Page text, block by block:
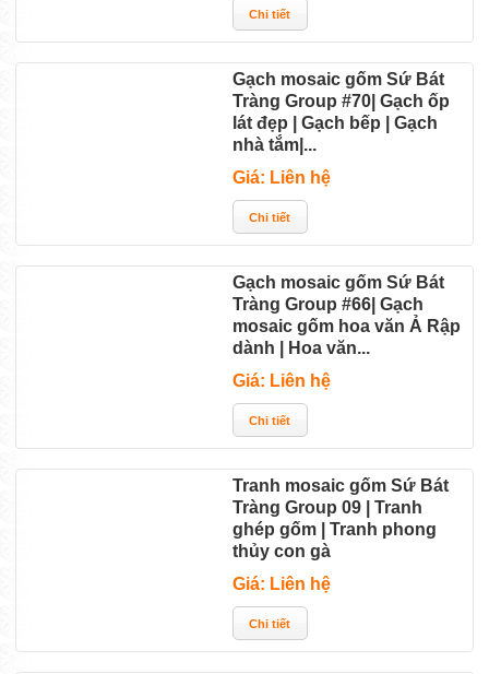
Gạch mosaic gốm Sứ Bát
Tràng Group #70| Gạch ốp
lát đẹp | Gạch bếp | Gạch
nhà tắm|...
Giá: Liên hệ
Gạch mosaic gốm Sứ Bát
Tràng Group #66| Gạch
mosaic gốm hoa văn Ả Rập
dành | Hoa văn...
Giá: Liên hệ
Tranh mosaic gốm Sứ Bát
Tràng Group 09 | Tranh
ghép gốm | Tranh phong
thủy con gà
Giá: Liên hệ